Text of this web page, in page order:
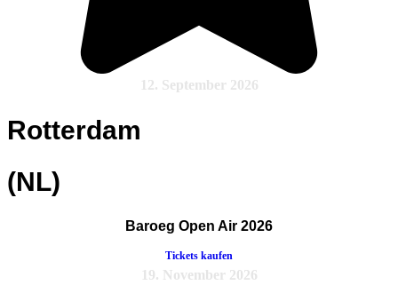
12. September 2026
Rotterdam
(NL)
Baroeg Open Air 2026
Tickets kaufen
19. November 2026